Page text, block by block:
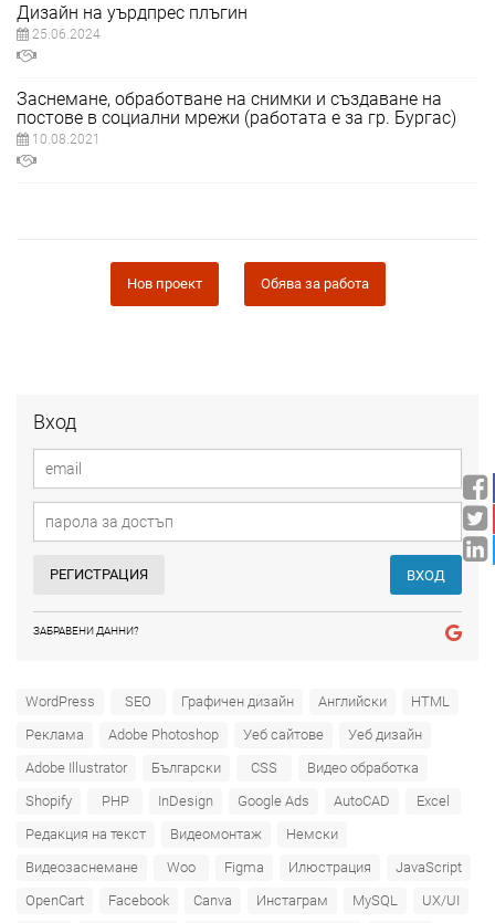
Вход
РЕГИСТРАЦИЯ ВХОД
ЗАБРАВЕНИ ДАННИ?
WordPress SEO Графичен дизайн Английски
HTML
Реклама
Adobe Photoshop Уеб сайтове
Уеб дизайн
Adobe Illustrator
Български CSS
Видео обработка
Shopify
PHP InDesign Google Ads AutoCAD
Excel
Редакция на текст
Видеомонтаж
Немски
Видеозаснемане
Woo Figma Илюстрация
JavaScript
OpenCart
Facebook Canva Инстаграм MySQL
UX/UI
Дизайн на уърдпрес плъгин
25.06.2024
Заснемане, обработване на снимки и създаване на
постове в социални мрежи (работата е за гр. Бургас)
10.08.2021
Нов проект Обява за работа